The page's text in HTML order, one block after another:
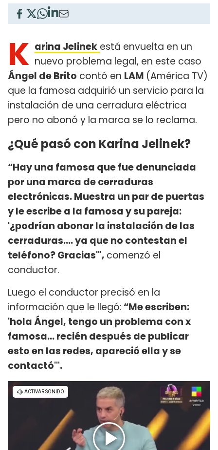
K arina Jelinek está envuelta en un
nuevo problema legal, en este caso
Ángel de Brito contó en LAM (América TV)
que la famosa adquirió un servicio para la
instalación de una cerradura eléctrica
pero no abonó y la marca se lo reclama.
¿Qué pasó con Karina Jelinek?
“Hay una famosa que fue denunciada
por una marca de cerraduras
electrónicas. Muestra un par de puertas
y le escribe a la famosa y su pareja:
'¿podrían abonar la instalación de las
cerraduras.... ya que no contestan el
teléfono? Gracias'", comenzó el
conductor.
Luego el conductor precisó en la
información que le llegó: “Me escriben:
'hola Ángel, tengo un problema con x
famosa... recién después de publicar
esto en las redes, apareció ella y se
contactó'".